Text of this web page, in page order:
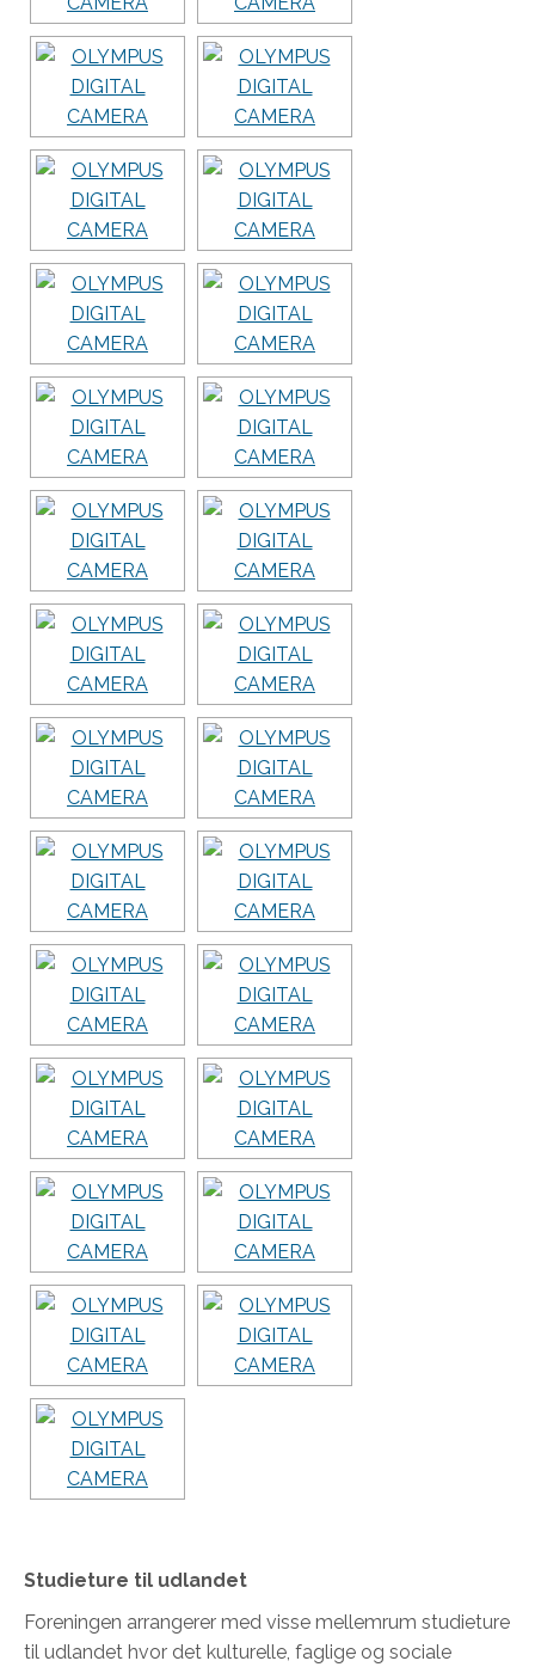
Studieture til udlandet
Foreningen arrangerer med visse mellemrum studieture
til udlandet hvor det kulturelle, faglige og sociale